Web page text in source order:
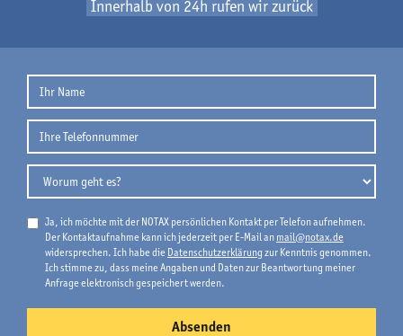
Innerhalb von 24h rufen wir zurück
Ja, ich möchte mit der NOTAX persönlichen Kontakt per Telefon aufnehmen.
Der Kontaktaufnahme kann ich jederzeit per E-Mail an mail@notax.de
widersprechen. Ich habe die Datenschutzerklärungzur Kenntnis genommen.
Ich stimme zu, dass meine Angaben und Daten zur Beantwortung meiner
Anfrage elektronisch gespeichert werden.